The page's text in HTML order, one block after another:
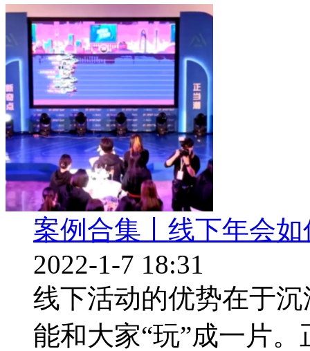
案例合集丨线下年会
2022-1-7 18:31
线下活动的优势在于
能和大家“玩”成一片